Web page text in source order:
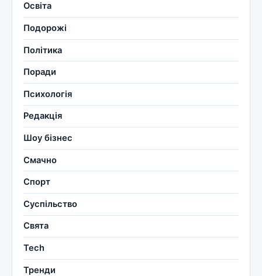
Освіта
Подорожі
Політика
Поради
Психологія
Редакція
Шоу бізнес
Смачно
Спорт
Суспільство
Свята
Tech
Тренди